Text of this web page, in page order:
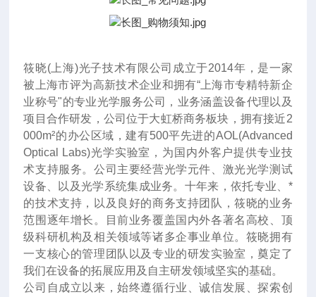
筱晓(上海)光子技术有限公司成立于2014年 ， 是一家
被上海市评为高新技术企业和拥有“上海市专精特新企
业称号"的专业光学服务公司，业务涵盖设备代理以及
项目合作研发，公司位于大虹桥商务板块，拥有接近2
000m²的办公区域，建有500平先进的AOL(Advanced
Optical Labs)光学实验室，为国内外客户提供专业技
术支持服务。公司主要经营光学元件、激光光学测试
设备、以及光学系统集成业务。十年来 ，依托专业、*
的技术支持，以及良好的商务支持团队，筱晓的业务
范围逐年增长。目前业务覆盖国内外各著名高校、顶
级科研机构及相关领域等诸多企事业单位。筱晓拥有
一支核心的管理团队以及专业的研发实验室，奠定了
我们在设备的拓展应用及自主研发领域坚实的基础。
公司自成立以来，始终遵循行业、诚信发展、探索创